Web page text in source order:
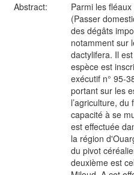
Abstract:
Parmi les
(Passer
des dégâts
notamment sur
dactylifera. Il
espèce est
exécutif n° 95-
portant sur les
l’agriculture,
capacité à se
est effectuée
la région
du pivot
deuxième est